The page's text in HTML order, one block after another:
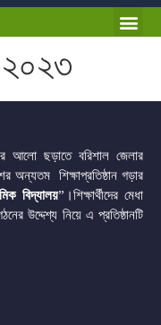
২০২৩
আলো ছড়াতে বরিশাল জেলার
অন্যতম শিক্ষাপ্রতিষ্ঠান গড়ার
বিদ্যালয়”।শিক্ষার্থীদের মেধা
উদ্দেশ্য নিয়ে এ প্রতিষ্ঠানটি